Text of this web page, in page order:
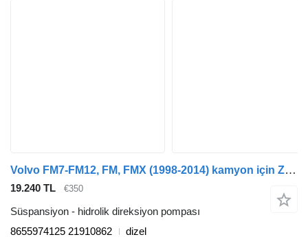
Volvo FM7-FM12, FM, FMX (1998-2014) kamyon için ZF FMX (01.10-) 8655974125 hidrolik direksiyon pompası
19.240 TL €350
Süspansiyon - hidrolik direksiyon pompası
8655974125 21910862
dizel